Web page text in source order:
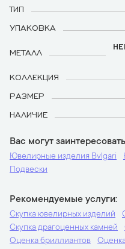
ТИП
УПАКОВКА
МЕТАЛЛ
КОЛЛЕКЦИЯ
РАЗМЕР
НАЛИЧИЕ
Вас могут заинтересовать
Ювелирные изделия Bvlgari
Подвески
Рекомендуемые услуги
Скупка ювелирных изделий
Скупка драгоценных камней
Оценка бриллиантов